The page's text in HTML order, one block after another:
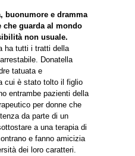
buonumore e dramma
guarda al mondo
non usuale.
ha tutti i tratti della
Donatella
tatuata e
cui è stato tolto il figlio
entrambe pazienti della
per donne che
da parte di un
a una terapia di
e fanno amicizia
dei loro caratteri.